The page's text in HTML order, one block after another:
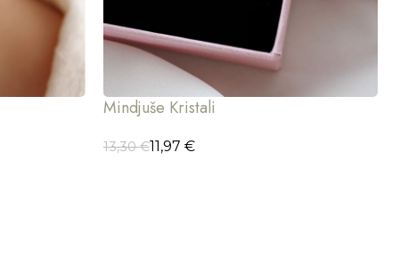
Mindjuše Kristali
13,30€11,97 €